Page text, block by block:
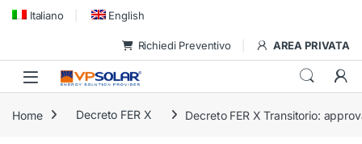
Skip to navigation
Skip to content
Italiano English
Richiedi Preventivo AREA PRIVATA
Home Decreto FER X Decreto FER X Transitorio: